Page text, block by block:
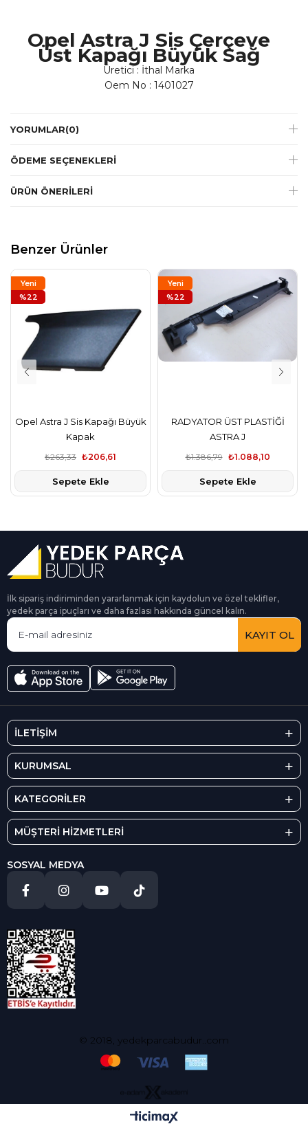
Opel Astra J Sis Çerçeve
Üst Kapağı Büyük Sağ
Üretici : İthal Marka
Oem No : 1401027
YORUMLAR(0)
ÖDEME SEÇENEKLERI
ÜRÜN ÖNERILERI
Benzer Ürünler
Opel Astra J Sis Kapağı Büyük
Kapak
₺206,61
₺263,33
Sepete Ekle
Yeni
Ürün
%22
RADYATOR ÜST PLASTİĞİ
ASTRA J
₺1.088,10
₺1.386,79
Sepete Ekle
Yeni
Ürün
%22
İlk sipariş indiriminden yararlanmak için kaydolun ve özel teklifler,
yedek parça ipuçları ve daha fazlası hakkında güncel kalın.
KAYIT OL
İLETİŞİM
KURUMSAL
KATEGORİLER
MÜŞTERİ HİZMETLERİ
SOSYAL MEDYA
© 2018, yedekparcabudur..com